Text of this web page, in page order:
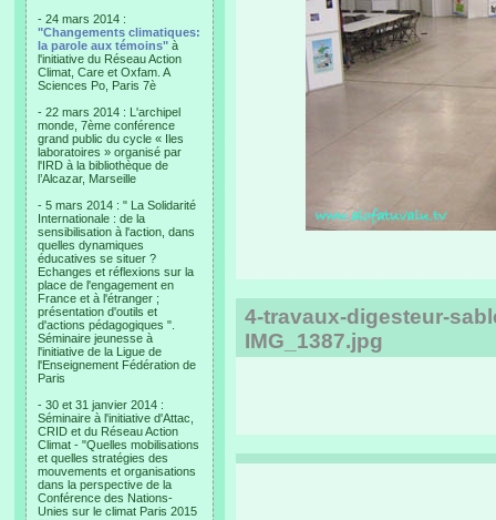
- 24 mars 2014 :
"Changements climatiques:
la parole aux témoins" à
l'initiative du Réseau Action
Climat, Care et Oxfam. A
Sciences Po, Paris 7è
- 22 mars 2014 : L'archipel
monde, 7ème conférence
grand public du cycle « Iles
laboratoires » organisé par
l'IRD à la bibliothèque de
l’Alcazar, Marseille
- 5 mars 2014 : " La Solidarité
Internationale : de la
sensibilisation à l'action, dans
quelles dynamiques
éducatives se situer ?
Echanges et réflexions sur la
place de l'engagement en
France et à l'étranger ;
présentation d'outils et
d'actions pédagogiques ".
Séminaire jeunesse à
l'initiative de la Ligue de
l'Enseignement Fédération de
Paris
- 30 et 31 janvier 2014 :
Séminaire à l'initiative d'Attac,
CRID et du Réseau Action
Climat - "Quelles mobilisations
et quelles stratégies des
mouvements et organisations
dans la perspective de la
Conférence des Nations-
Unies sur le climat Paris 2015
4-travaux-digesteur-
IMG_1387.jpg